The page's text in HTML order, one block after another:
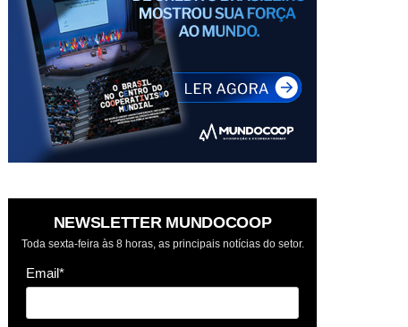
NEWSLETTER MUNDOCOOP
Toda sexta-feira às 8 horas, as principais notícias do setor.
Email*